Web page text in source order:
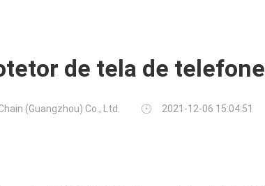
de tela de
(Guangzhou) Co., Ltd. 2021-12-06 15:04:51